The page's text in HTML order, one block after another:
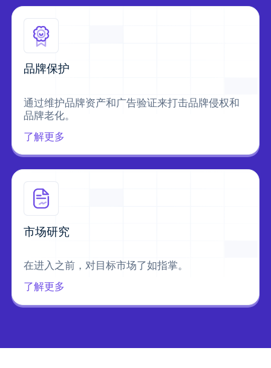
品牌保护
通过维护品牌资产和广告验证来打击品牌侵权和
品牌老化。
了解更多
市场研究
在进入之前，对目标市场了如指掌。
了解更多